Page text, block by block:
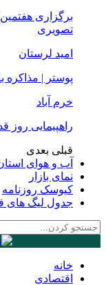
برگزاری
تصویری
امید لرستان
پوستر | مذاکره
خرم آباد
راهپیمایی روز
قبلی بعدی
آب و هوای
نمای بازار
کیوسک روزنامه
جدول لیگ های
خانه
اقتصادی